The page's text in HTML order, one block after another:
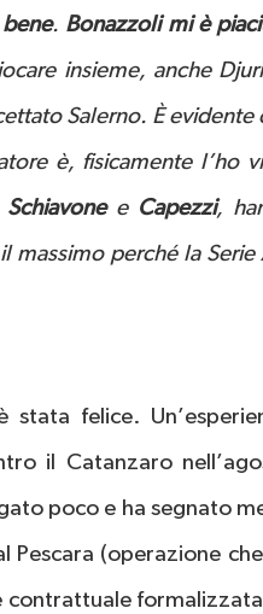
. Bonazzoli mi è
insieme, anche
Salerno. È evidente
è, fisicamente l’ho
eCapezzi,
massimo perché la Serie
stata felice.
il Catanzaro
poco e ha segnato
Pescara (operazione
contrattuale